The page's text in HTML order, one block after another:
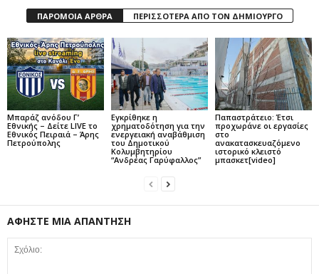
ΠΑΡΟΜΟΙΑ ΑΡΘΡΑ ΠΕΡΙΣΣΟΤΕΡΑ ΑΠΟ ΤΟΝ ΔΗΜΙΟΥΡΓΟ
Μπαράζ ανόδου Γ’
Εθνικής – Δείτε LIVE το
Εθνικός Πειραιά – Άρης
Πετρούπολης
Εγκρίθηκε η
χρηματοδότηση για την
ενεργειακή αναβάθμιση
του Δημοτικού
Κολυμβητηρίου
“Ανδρέας Γαρύφαλλος”
Παπαστράτειο: Έτσι
προχωράνε οι εργασίες
στο
ανακατασκευαζόμενο
ιστορικό κλειστό
μπασκετ[video]
ΑΦΗΣΤΕ ΜΙΑ ΑΠΑΝΤΗΣΗ